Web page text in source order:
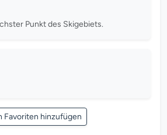
Punkt des Skigebiets.
Favoriten hinzufügen